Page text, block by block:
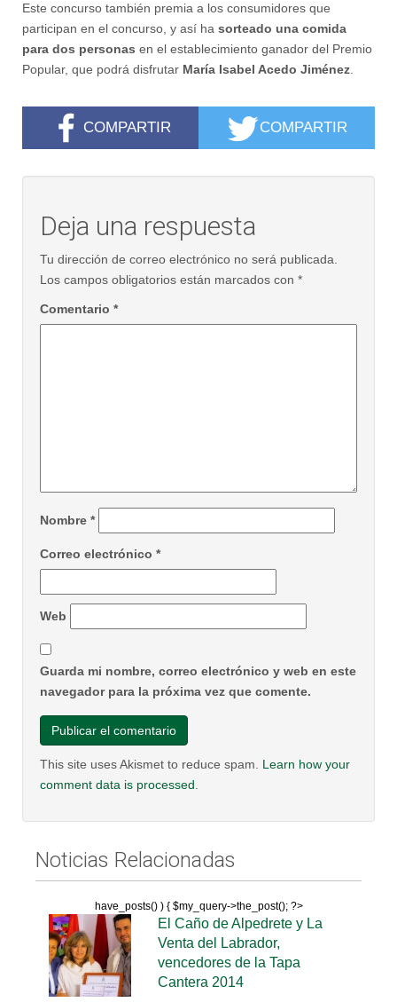
Este concurso también premia a los consumidores que
participan en el concurso, y así ha sorteado una comida
para dos personas en el establecimiento ganador del Premio
Popular, que podrá disfrutar María Isabel Acedo Jiménez
COMPARTIR COMPARTIR
Deja una respuesta
Tu dirección de correo electrónico no será publicada.
Los campos obligatorios están marcados con *
Comentario *
Nombre *
Correo electrónico *
Web
Guarda mi nombre, correo electrónico y web en este
navegador para la próxima vez que comente.
This site uses Akismet to reduce spam. Learn how your
comment data is processed
Noticias Relacionadas
have_posts() ) { $my_query->the_post(); ?>
El Caño de Alpedrete y La
Venta del Labrador,
vencedores de la Tapa
Cantera 2014